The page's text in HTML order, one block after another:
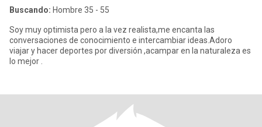
Buscando: Hombre 35 - 55
Soy muy optimista pero a la vez realista,me encanta las
conversaciones de conocimiento e intercambiar ideas.Adoro
viajar y hacer deportes por diversión ,acampar en la naturaleza es
lo mejor .